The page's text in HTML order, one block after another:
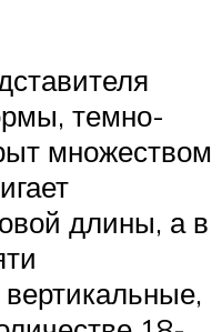
темно-
множеством
длины, а в